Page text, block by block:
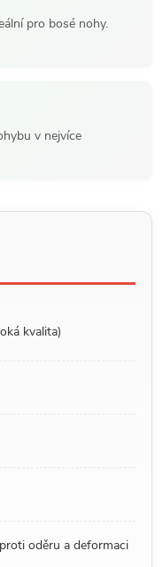
pro bosé nohy.
v nejvíce
kvalita)
oděru a deformaci